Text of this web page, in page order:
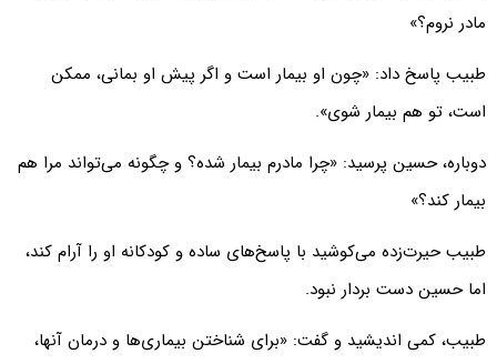
مادر نروم؟»
طبیب پاسخ داد: «چون او بیمار است و اگر پیش او بمانی، ممکن
است، تو هم بیمار شوی».
دوباره، حسین پرسید: «چرا مادرم بیمار شده؟ و چگونه می‌تواند مرا هم
بیمار کند؟»
طبیب حیرت‌زده می‌کوشید با پاسخ‌های ساده و کودکانه او را آرام کند،
اما حسین دست بردار نبود.
طبیب، کمی اندیشید و گفت: «برای شناختن بیماری‌ها و درمان آنها،